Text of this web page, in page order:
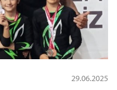
29.06.2025